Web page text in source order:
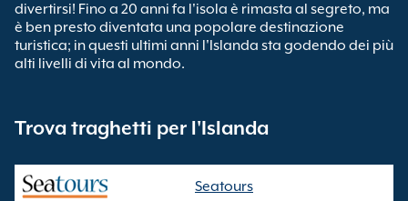
divertirsi! Fino a 20 anni fa l'isola è rimasta al segreto, ma
è ben presto diventata una popolare destinazione
turistica; in questi ultimi anni l'Islanda sta godendo dei più
alti livelli di vita al mondo.
Trova traghetti per l'Islanda
Seatours